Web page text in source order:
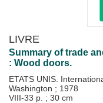
LIVRE
Summary of trade
: Wood doors.
ETATS UNIS.
Washington ; 1978
VIII-33 p. ; 30 cm